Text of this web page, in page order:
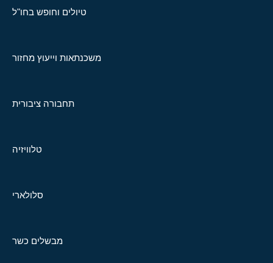
טיולים וחופש בחו"ל
משכנתאות וייעוץ מחזור
תחבורה ציבורית
טלוויזיה
סלולארי
מבשלים כשר